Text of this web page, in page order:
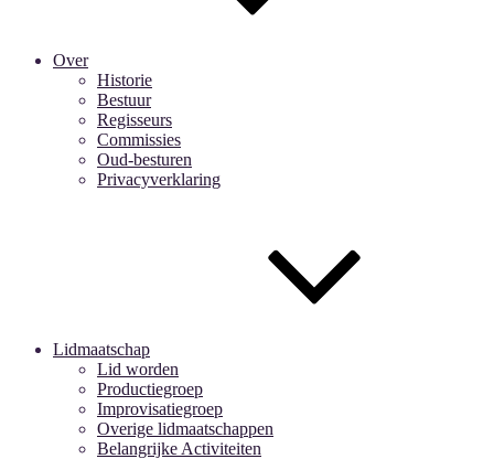
Over
Historie
Bestuur
Regisseurs
Commissies
Oud-besturen
Privacyverklaring
Lidmaatschap
Lid worden
Productiegroep
Improvisatiegroep
Overige lidmaatschappen
Belangrijke Activiteiten